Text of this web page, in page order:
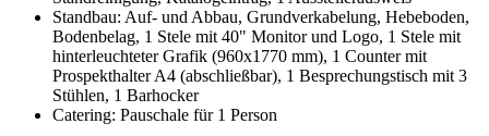
Standbau: Auf- und Abbau, Grundverkabelung, Hebeboden,
Bodenbelag, 1 Stele mit 40" Monitor und Logo, 1 Stele mit
hinterleuchteter Grafik (960x1770 mm), 1 Counter mit
Prospekthalter A4 (abschließbar), 1 Besprechungstisch mit 3
Stühlen, 1 Barhocker
Catering: Pauschale für 1 Person